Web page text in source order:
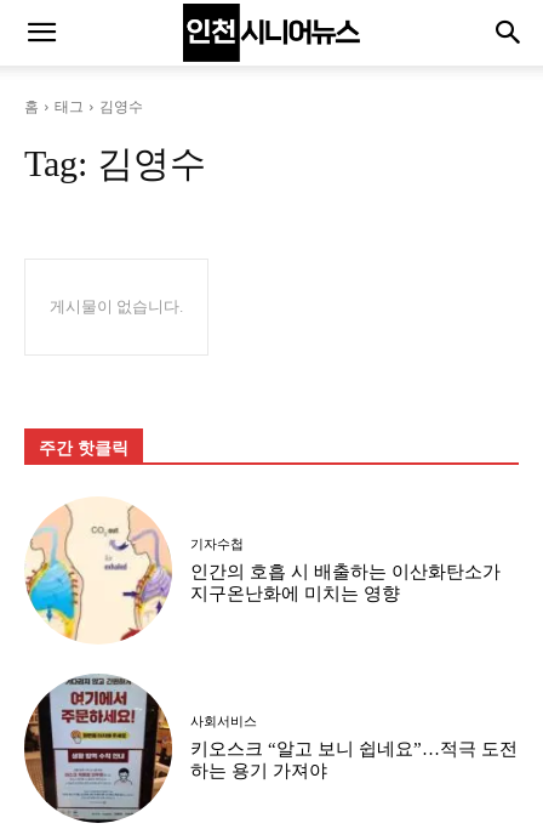
홈 태그 김영수
Tag: 김영수
게시물이 없습니다.
주간 핫클릭
기자수첩
인간의 호흡 시 배출하는 이산화탄소가
지구온난화에 미치는 영향
사회서비스
키오스크 “알고 보니 쉽네요”…적극 도전
하는 용기 가져야